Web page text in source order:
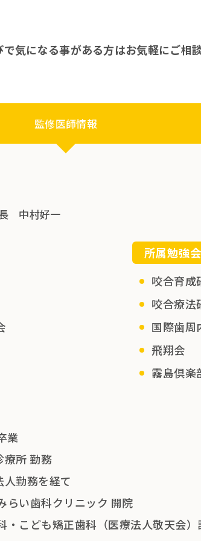
気になる事がある方はお気軽にご相
監修医師情報
中村好一
所属勉強会
咬合育成
咬合療法
国際歯周
飛翔会
霧島倶楽
業
療所 勤務
勤務を経て
い歯科クリニック 開院
こども矯正歯科（医療法人敬天会）